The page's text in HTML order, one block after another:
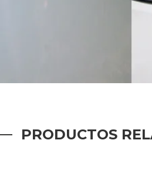
PRODUCTOS